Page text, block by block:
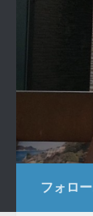
フォロ